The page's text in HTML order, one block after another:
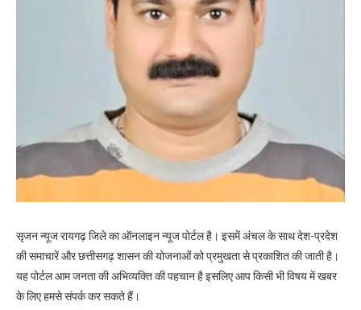
सृजन न्यूज रायगढ़ जिले का ऑनलाइन न्यूज पोर्टल है। इसमें अंचल के साथ देश-प्रदेश
की समाचारें और छत्तीसगढ़ शासन की योजनाओं को प्रमुखता से प्रकाशित की जाती है।
यह पोर्टल आम जनता की अभिव्यक्ति की पहचान है इसलिए आप किसी भी विषय में खबर
के लिए हमसे संपर्क कर सकते हैं।